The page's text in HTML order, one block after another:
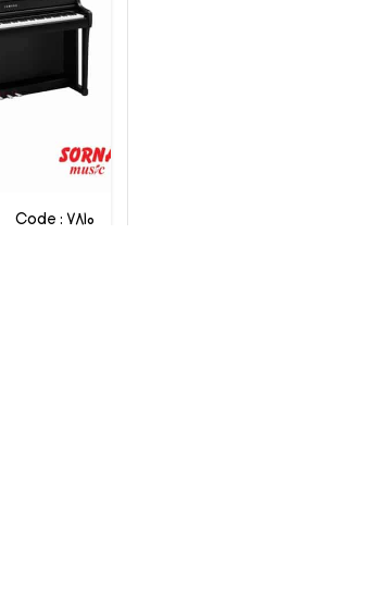
Code : 7810